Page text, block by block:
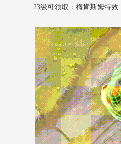
23级可领取：梅肯斯姆特效